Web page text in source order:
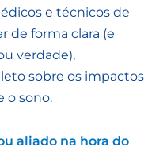
e técnicos de
de forma clara (e
verdade),
sobre os impactos
o sono.
aliado na hora do